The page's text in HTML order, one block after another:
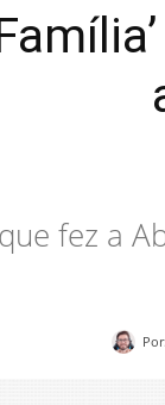
fez a
Por: